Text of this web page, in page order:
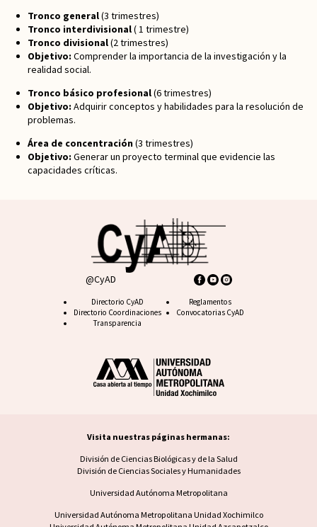
Tronco general(3 trimestres)
Tronco interdivisional( 1 trimestre)
Tronco divisional(2 trimestres)
Objetivo: Comprender la importancia de la investigación y la
realidad social.
Tronco básico profesional(6 trimestres)
Objetivo: Adquirir conceptos y habilidades para la resolución de
problemas.
Área de concentración(3 trimestres)
Objetivo: Generar un proyecto terminal que evidencie las
capacidades críticas.
@CyAD
Footer CyAD
Directorio CyAD
Directorio Coordinaciones
Transparencia
Footer FAQ
Reglamentos
Convocatorias CyAD
Visita nuestras páginas hermanas:
Visita nuestras páginas hermanas
División de Ciencias Biológicas y de la Salud
División de Ciencias Sociales y Humanidades
Universidad Autónoma Metropolitana
Footer UAM unidad
Universidad Autónoma Metropolitana Unidad Xochimilco